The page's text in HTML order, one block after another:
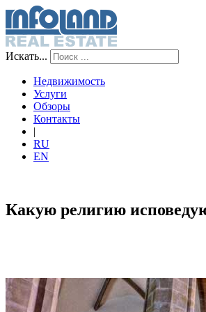
Искать...
Недвижимость
Услуги
Обзоры
Контакты
|
RU
EN
Какую религию